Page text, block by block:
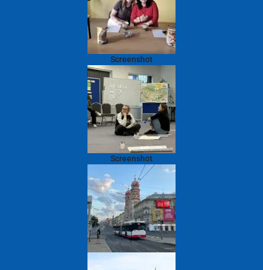
Screenshot
Screenshot